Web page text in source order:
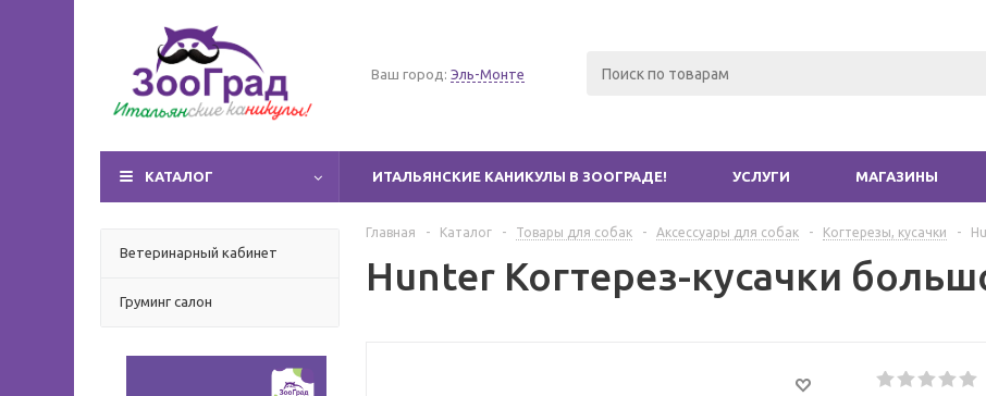
Ваш город: Эль-Монте
КАТАЛОГ ИТАЛЬЯНСКИЕ КАНИКУЛЫ В ЗООГРАДЕ! УСЛУГИ МАГАЗИНЫ
Ветеринарный кабинет
Груминг салон
Главная - Каталог - Товары для собак - Аксессуары для собак - Когтерезы, кусачки -
Hunter Когтерез-кусачки